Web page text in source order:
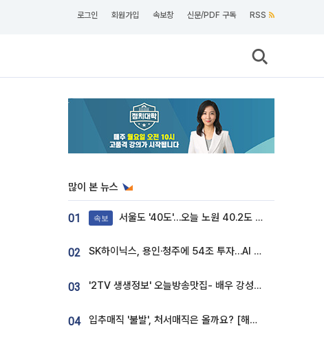
로그인 회원가입 속보창 신문/PDF 구독 RSS
많이 본 뉴스
01 속보 서울도 '40도'…오늘 노원 40.2도 기록
02 SK하이닉스, 용인·청주에 54조 투자…AI 메모리 생산기지 키운다
03 '2TV 생생정보' 오늘방송맛집- 배우 강성진 단골! 쌀국수ㆍ푸팟퐁 커리 맛집 '블○○○'
04 입추매직 '불발', 처서매직은 올까요? [해시태그]